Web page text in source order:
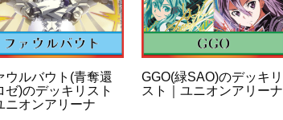
ウルバウト(青奪還
ゼ)のデッキリスト
ニオンアリーナ
GGO(緑SAO)のデッキリ
スト｜ユニオンアリーナ